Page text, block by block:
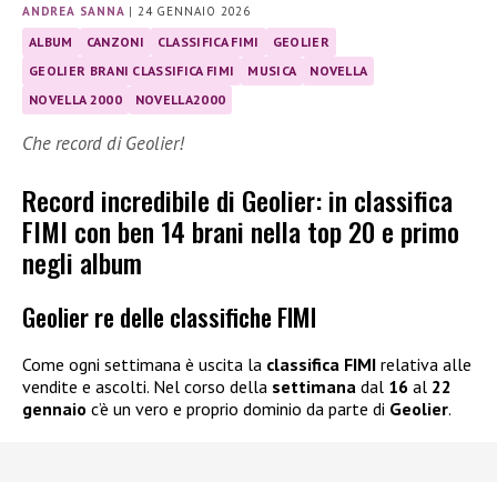
ANDREA SANNA | 24 GENNAIO 2026
ALBUM CANZONI CLASSIFICA FIMI
GEOLIER
GEOLIER BRANI CLASSIFICA FIMI
MUSICA
NOVELLA
NOVELLA 2000
NOVELLA2000
Che record di Geolier!
Record incredibile di Geolier: in classifica
FIMI con ben 14 brani nella top 20 e primo
negli album
Geolier re delle classifiche FIMI
Come ogni settimana è uscita la classifica FIMI relativa alle
vendite e ascolti. Nel corso della settimana dal 16 al 22
gennaio c’è un vero e proprio dominio da parte di Geolier.